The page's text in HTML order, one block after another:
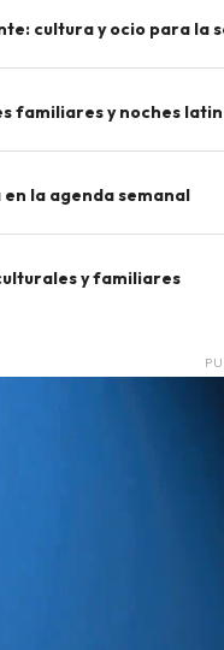
cultura y ocio para la
familiares y noches
la agenda semanal
y familiares